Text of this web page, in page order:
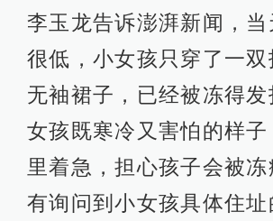
李玉龙告诉澎湃新闻，当
很低，小女孩只穿了一
无袖裙子，已经被冻得
女孩既寒冷又害怕的样
里着急，担心孩子会被
有询问到小女孩具体住址